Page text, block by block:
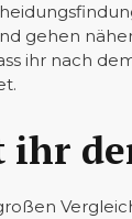
gehen
ihr nach